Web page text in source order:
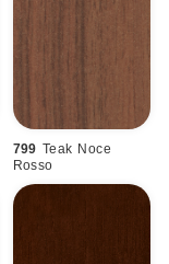
799 Teak Noce
Rosso